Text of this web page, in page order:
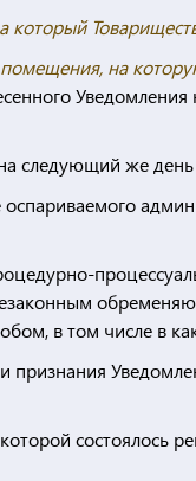
на
следующий же день
в том числе в
признания
состоялось